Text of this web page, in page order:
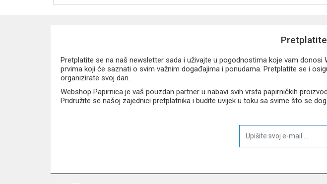
Pretplatite se na naš newsletter sada i uživajte u pogodnostima koje vam
prvima koji će saznati o svim važnim događajima i ponudama. Pretplatite se i
organizirate svoj dan.
Webshop Papirnica je vaš pouzdan partner u nabavi svih vrsta papirničkih
Pridružite se našoj zajednici pretplatnika i budite uvijek u toku sa svime što se